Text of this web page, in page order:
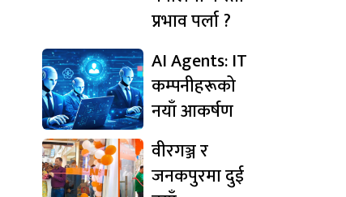
प्रभाव पर्ला ?
AI Agents: IT
कम्पनीहरूको
नयाँ आकर्षण
वीरगञ्ज र
जनकपुरमा दुई